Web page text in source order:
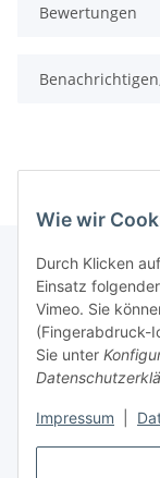
Wie wir
Durch Klicken
Einsatz
Vimeo. Sie
(Fingerabdruck-
Sie unter
Impressum
Bewertungen
Informationen
Gesetzliche